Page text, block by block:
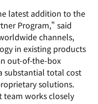
latest addition to the
Program," said
channels,
in existing products
out-of-the-box
substantial total cost
solutions.
team works closely